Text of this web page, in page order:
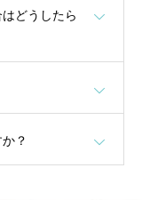
どうしたら
？